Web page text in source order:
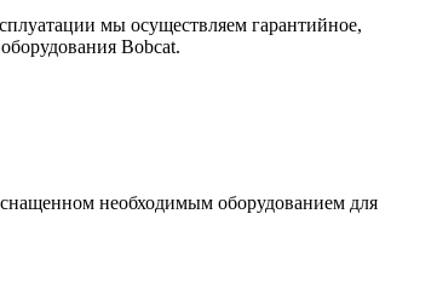
мы осуществляем гарантийное,
Bobcat.
необходимым оборудованием для